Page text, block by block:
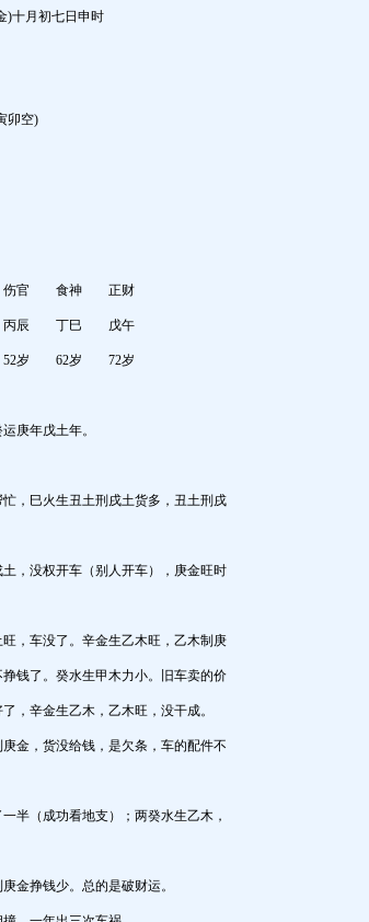
十月初七日申时
空)
官 食神 正财
丙辰 丁巳 戊午
岁 62岁 72岁
庚年戊土年。
，巳火生丑土刑戌土货多，丑土刑戌
，没权开车（别人开车），庚金旺时
，车没了。辛金生乙木旺，乙木制庚
钱了。癸水生甲木力小。旧车卖的价
，辛金生乙木，乙木旺，没干成。
金，货没给钱，是欠条，车的配件不
半（成功看地支）；两癸水生乙木，
金挣钱少。总的是破财运。